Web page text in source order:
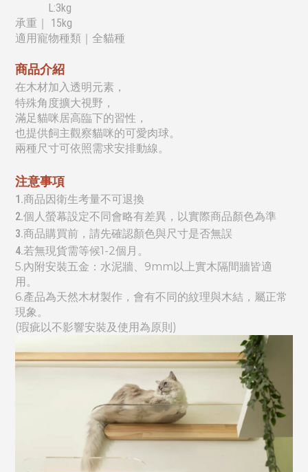
L:3kg
承重 ｜ 15kg
適用寵物種類｜全貓種
商品介紹
在木材加入透明元素，
特殊角度擴大視野，
滿足貓咪居高臨下的習性，
也提供飼主觀察貓咪的可愛肉球。
兩種尺寸可依照需求安排動線。
注意事項
1.商品因衛生考量不可退換
2.個人螢幕設定不同會略有差異，以實際商品顏色為準
3.商品購買前，請先確認顏色與尺寸是否無誤
4.若無現貨需等候1-2個月 。
5.內附安裝五金： 水泥牆、9mm以上實木隔間牆皆適
用。
6.產品為天然木材製作，會有不同的紋理與木結，屬正常
現象。
(瑕疵以不影響安裝及使用為原則)